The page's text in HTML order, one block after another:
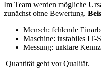
Im Team werden mögliche
zunächst ohne Bewertung.
Mensch: fehlende
Maschine: instabiles IT-
Messung: unklare
Quantität geht vor Qualität.